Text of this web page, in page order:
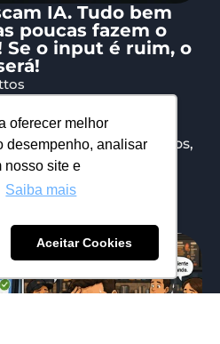
oferecer melhor
desempenho, analisar
nosso site e
Saiba mais
Aceitar Cookies
IA. Tudo bem
poucas fazem o
Se o input é ruim, o
Se a sua rede já
dados centralizados,
segmentada, ela...